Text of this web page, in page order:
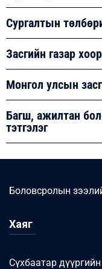
Сургалтын
Засгийн газар
Монгол улсын
Багш, ажилтан
тэтгэлэг
Боловсролын
Хаяг
Сүхбаатар